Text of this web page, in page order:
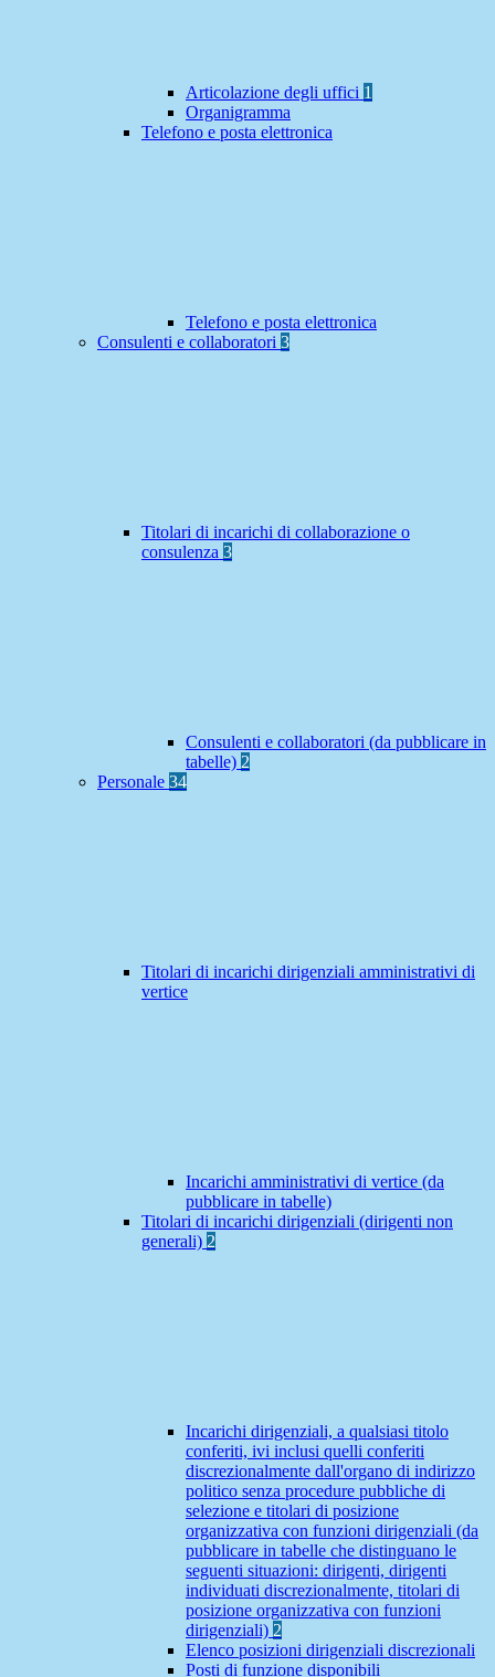
Articolazione degli uffici 1
Organigramma
Telefono e posta elettronica
Telefono e posta elettronica
Consulenti e collaboratori 3
Titolari di incarichi di collaborazione o
consulenza 3
Consulenti e collaboratori (da pubblicare in
tabelle) 2
Personale 34
Titolari di incarichi dirigenziali amministrativi di
vertice
Incarichi amministrativi di vertice (da
pubblicare in tabelle)
Titolari di incarichi dirigenziali (dirigenti non
generali) 2
Incarichi dirigenziali, a qualsiasi titolo
conferiti, ivi inclusi quelli conferiti
discrezionalmente dall'organo di indirizzo
politico senza procedure pubbliche di
selezione e titolari di posizione
organizzativa con funzioni dirigenziali (da
pubblicare in tabelle che distinguano le
seguenti situazioni: dirigenti, dirigenti
individuati discrezionalmente, titolari di
posizione organizzativa con funzioni
dirigenziali) 2
Elenco posizioni dirigenziali discrezionali
Posti di funzione disponibili